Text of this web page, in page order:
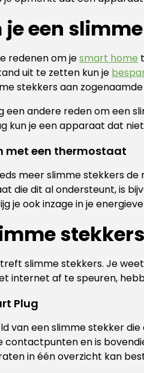
een
redenen om jesmart home
uit te zetten kun je
stekkers aan
een andere reden om een
kun je een apparaat dat
met een thermostaat
meer slimme stekkers
die dit al ondersteunt, is
je ook inzage in je
stekkers
slimme stekkers. Je
internet af te speuren,
Plug
van een slimme stekker
en is
in één overzicht kan